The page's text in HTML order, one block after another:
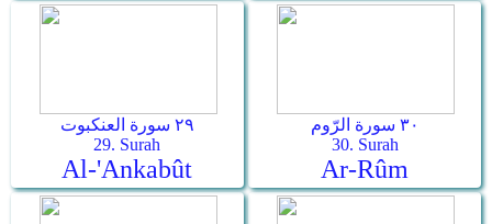
٢٩ سورة العنكبوت
29. Surah
Al-'Ankabût
٣٠ سورة الرّوم
30. Surah
Ar-­Rûm